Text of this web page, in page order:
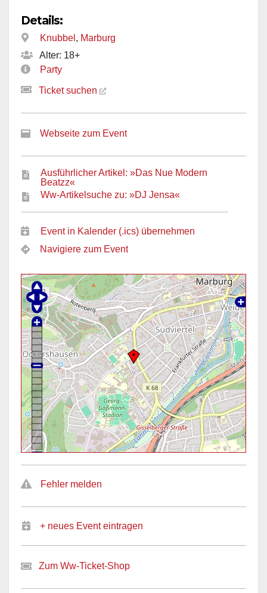
Details:
Knubbel , Marburg
Alter: 18+
Party
Ticket suchen
Webseite zum Event
Ausführlicher Artikel: »Das Nue Modern
Beatzz«
Ww-Artikelsuche zu: »DJ Jensa«
Event in Kalender (.ics) übernehmen
Navigiere zum Event
Fehler melden
+ neues Event eintragen
Zum Ww-Ticket-Shop